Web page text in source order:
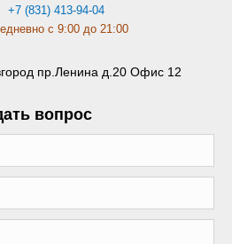
+7 (831) 413-94-04
с 9:00 до 21:00
пр.Ленина д.20 Офис 12
вопрос